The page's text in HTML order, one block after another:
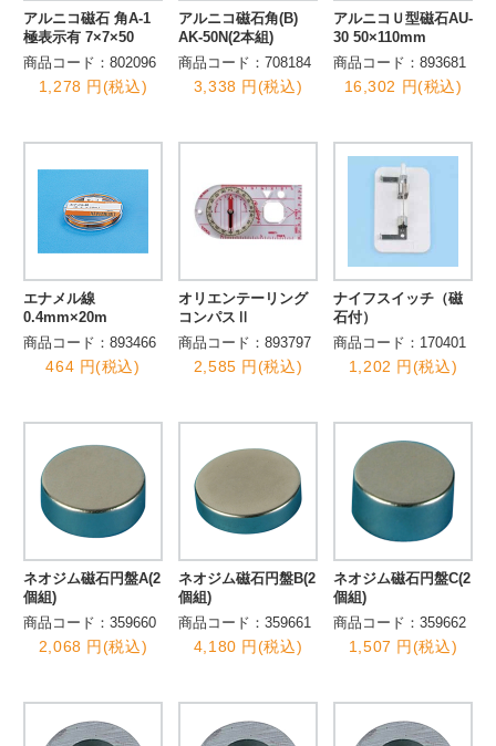
アルニコ磁石 角A-1
極表示有 7×7×50
商品コード：802096
1,278 円(税込)
アルニコ磁石角(B)
AK-50N(2本組)
商品コード：708184
3,338 円(税込)
アルニコＵ型磁石AU-
30 50×110mm
商品コード：893681
16,302 円(税込)
エナメル線
0.4mm×20m
商品コード：893466
464 円(税込)
オリエンテーリング
コンパスⅡ
商品コード：893797
2,585 円(税込)
ナイフスイッチ（磁
石付）
商品コード：170401
1,202 円(税込)
ネオジム磁石円盤A(2
個組)
商品コード：359660
2,068 円(税込)
ネオジム磁石円盤B(2
個組)
商品コード：359661
4,180 円(税込)
ネオジム磁石円盤C(2
個組)
商品コード：359662
1,507 円(税込)